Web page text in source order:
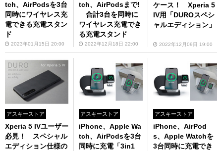
tch、AirPodsを3台
同時にワイヤレス充
電できる充電スタン
ド
2023年01月15日 20:00
tch、AirPodsまで!
合計3台を同時に
ワイヤレス充電でき
る充電スタンド
2022年12月18日 22:00
ケース！ Xperia 5
IV用「DUROスペシ
ャルエディション」
2022年12月09日 19:00
アスキーストア
Xperia 5 IVユーザー
必見！ スペシャル
エディション仕様の
アスキーストア
iPhone、Apple Wa
tch、AirPodsを3台
同時に充電「3in1
アスキーストア
iPhone、AirPod
s、Apple Watchを
3台同時に充電でき